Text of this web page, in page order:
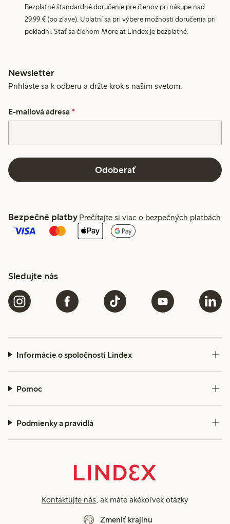
Bezplatné štandardné doručenie pre členov pri nákupe nad
29,99 € (po zľave). Uplatní sa pri výbere možnosti doručenia pri
pokladni. Stať sa členom More at Lindex je bezplatné.
Newsletter
Prihláste sa k odberu a držte krok s naším svetom.
E-mailová adresa *
Odoberať
Bezpečné platby Prečítajte si viac o bezpečných platbách
Sledujte nás
Informácie o spoločnosti Lindex
Pomoc
Podmienky a pravidlá
Kontaktujte nás, ak máte akékoľvek otázky
Zmeniť krajinu